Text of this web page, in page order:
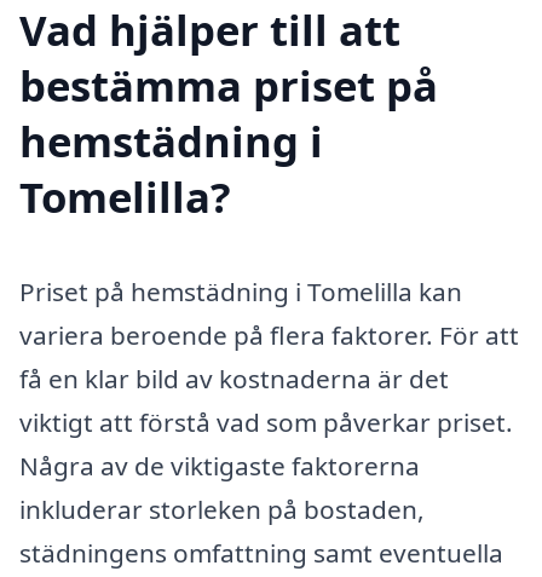
Vad hjälper till att
bestämma priset på
hemstädning i
Tomelilla?
Priset på hemstädning i Tomelilla kan
variera beroende på flera faktorer. För att
få en klar bild av kostnaderna är det
viktigt att förstå vad som påverkar priset.
Några av de viktigaste faktorerna
inkluderar storleken på bostaden,
städningens omfattning samt eventuella